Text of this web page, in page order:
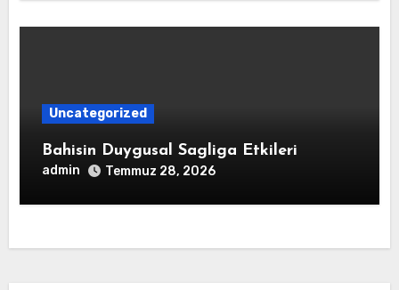
Uncategorized
Bahisin Duygusal Sagliga Etkileri
admin Temmuz 28, 2026